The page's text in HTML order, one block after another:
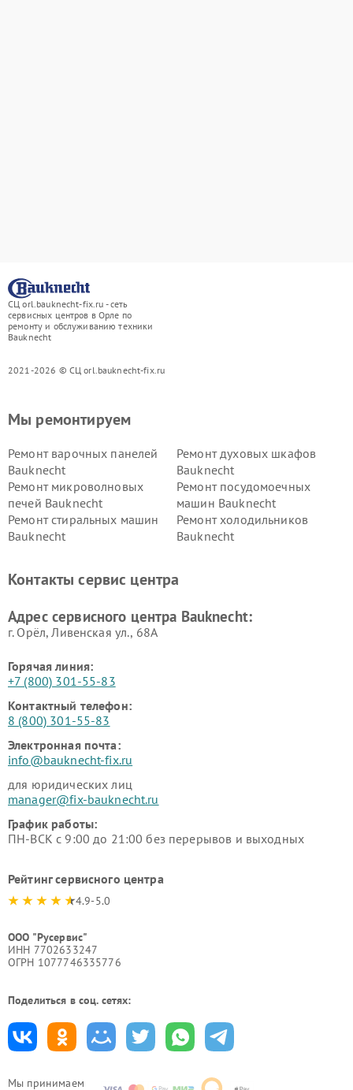
СЦ orl.bauknecht-fix.ru - сеть
сервисных центров в Орле по
ремонту и обслуживанию техники
Bauknecht
2021-2026 © СЦ orl.bauknecht-fix.ru
Мы принимаем
Мы ремонтируем
Ремонт варочных панелей
Bauknecht
Ремонт духовых шкафов
Bauknecht
Ремонт микроволновых
печей Bauknecht
Ремонт посудомоечных
машин Bauknecht
Ремонт стиральных машин
Bauknecht
Ремонт холодильников
Bauknecht
Контакты сервис центра
Адрес сервисного центра Bauknecht:
г. Орёл, Ливенская ул., 68А
Горячая линия:
+7 (800) 301-55-83
Контактный телефон:
8 (800) 301-55-83
Электронная почта:
info@bauknecht-fix.ru
для юридических лиц
manager@fix-bauknecht.ru
График работы:
ПН-ВСК с 9:00 до 21:00 без перерывов и выходных
Рейтинг сервисного центра
4.9-5.0
ООО "Русервис"
ИНН 7702633247
ОГРН 1077746335776
Поделиться в соц. сетях: